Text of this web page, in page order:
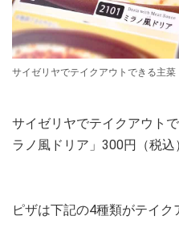
サイゼリヤでテイクアウトできる主菜
サイゼリヤでテイクアウト
ラノ風ドリア」300円（税込
ピザは下記の4種類がテイク